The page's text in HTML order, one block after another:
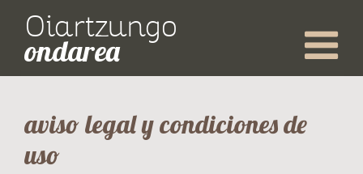
Oiartzungo
ondarea
aviso legal y condiciones de
uso